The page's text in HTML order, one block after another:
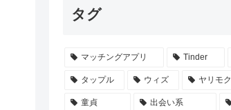
タグ
マッチングアプリ Tinder
タップル ウィズ ヤリモク
童貞 出会い系